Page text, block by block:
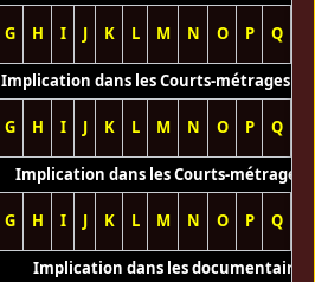
G H I J K L M N O P Q
Implication dans les Courts-métrages
G H I J K L M N O P Q
Implication dans les Courts-métrages
G H I J K L M N O P Q
Implication dans les documentaires